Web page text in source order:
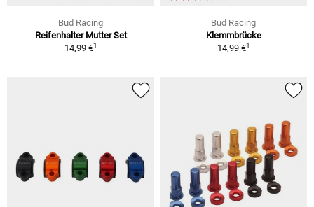
Bud Racing
Reifenhalter Mutter Set
14,99 €1
Bud Racing
Klemmbrücke
14,99 €1